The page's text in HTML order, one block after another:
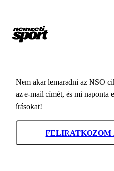
Nem akar lemaradni az NSO
az e-mail címét, és mi naponta
írásokat!
FELIRATKOZOM